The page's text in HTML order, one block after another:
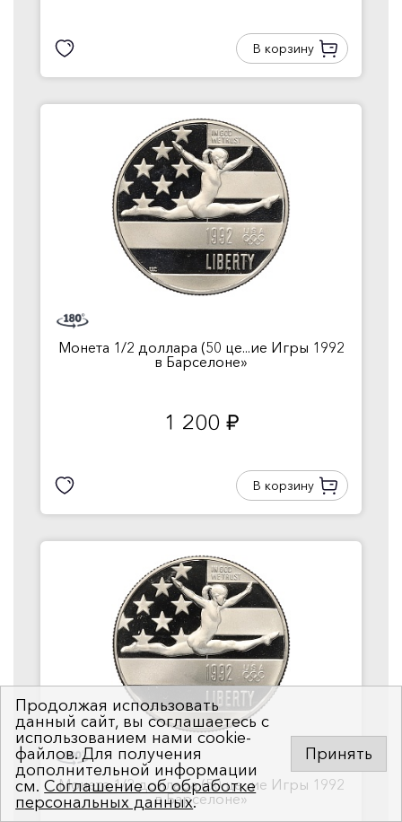
В корзину
Монета 1/2 доллара (50 це...ие Игры 1992
в Барселоне»
1 200 руб.
В корзину
Монета 1/2 доллара (50 це...ие Игры 1992
в Барселоне»
Продолжая использовать
данный сайт, вы соглашаетесь с
использованием нами cookie-
файлов. Для получения
дополнительной информации
см.Соглашение об обработке
персональных данных.
Принять